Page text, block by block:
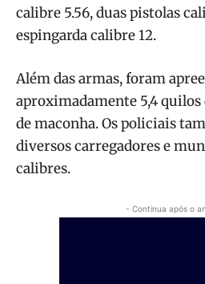
calibre 5.56, duas pistolas
espingarda calibre 12.
Além das armas, foram
aproximadamente 5,4 quilos
de maconha. Os policiais
diversos carregadores e
calibres.
- Continua após o